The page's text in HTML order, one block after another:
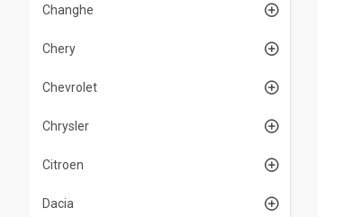
Changhe
Chery
Chevrolet
Chrysler
Citroen
Dacia